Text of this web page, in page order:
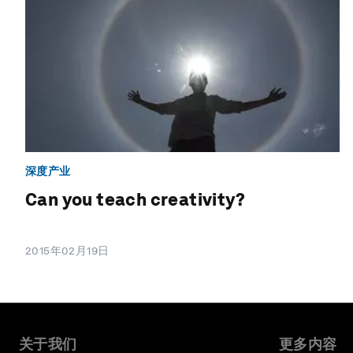
深度产业
Can you teach creativity?
2015年02月19日
关于我们 更多内容